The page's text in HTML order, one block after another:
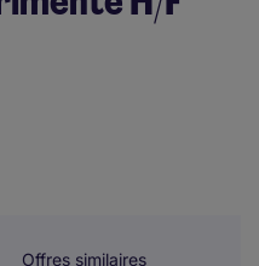
Offres similaires